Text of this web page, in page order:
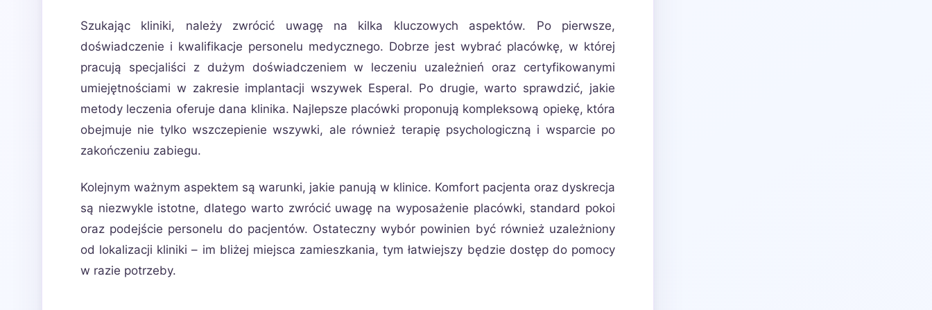
Szukając kliniki, należy zwrócić uwagę na kilka kluczowych aspektów. Po pierwsze,
doświadczenie i kwalifikacje personelu medycznego. Dobrze jest wybrać placówkę, w której
pracują specjaliści z dużym doświadczeniem w leczeniu uzależnień oraz certyfikowanymi
umiejętnościami w zakresie implantacji wszywek Esperal. Po drugie, warto sprawdzić, jakie
metody leczenia oferuje dana klinika. Najlepsze placówki proponują kompleksową opiekę, która
obejmuje nie tylko wszczepienie wszywki, ale również terapię psychologiczną i wsparcie po
zakończeniu zabiegu.
Kolejnym ważnym aspektem są warunki, jakie panują w klinice. Komfort pacjenta oraz dyskrecja
są niezwykle istotne, dlatego warto zwrócić uwagę na wyposażenie placówki, standard pokoi
oraz podejście personelu do pacjentów. Ostateczny wybór powinien być również uzależniony
od lokalizacji kliniki – im bliżej miejsca zamieszkania, tym łatwiejszy będzie dostęp do pomocy
w razie potrzeby.